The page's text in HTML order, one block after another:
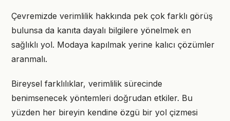
Çevremizde verimlilik hakkında pek çok farklı görüş
bulunsa da kanıta dayalı bilgilere yönelmek en
sağlıklı yol. Modaya kapılmak yerine kalıcı çözümler
aranmalı.
Bireysel farklılıklar, verimlilik sürecinde
benimsenecek yöntemleri doğrudan etkiler. Bu
yüzden her bireyin kendine özgü bir yol çizmesi